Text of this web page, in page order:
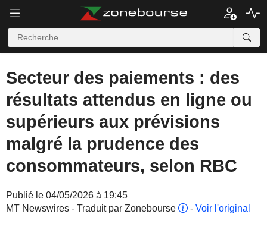
Secteur des paiements : des
résultats attendus en ligne ou
supérieurs aux prévisions
malgré la prudence des
consommateurs, selon RBC
Publié le 04/05/2026 à 19:45
MT Newswires - Traduit par Zonebourse
- Voir l'original